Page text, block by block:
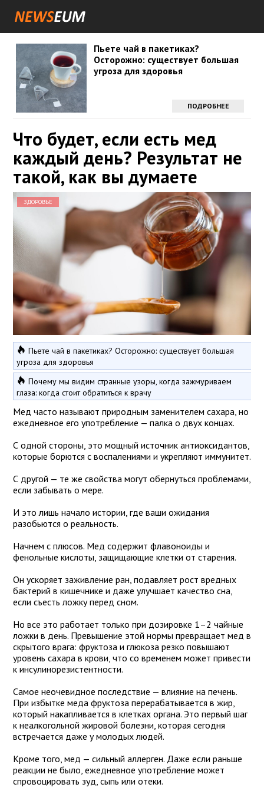
Пьете чай в пакетиках?
Осторожно: существует большая
угроза для здоровья
ПОДРОБНЕЕ
Что будет, если есть мед
каждый день? Результат не
такой, как вы думаете
ЗДОРОВЬЕ
Пьете чай в пакетиках? Осторожно: существует большая
угроза для здоровья
Почему мы видим странные узоры, когда зажмуриваем
глаза: когда стоит обратиться к врачу
Мед часто называют природным заменителем сахара, но
ежедневное его употребление — палка о двух концах.
С одной стороны, это мощный источник антиоксидантов,
которые борются с воспалениями и укрепляют иммунитет.
С другой — те же свойства могут обернуться проблемами,
если забывать о мере.
И это лишь начало истории, где ваши ожидания
разобьются о реальность.
Начнем с плюсов. Мед содержит флавоноиды и
фенольные кислоты, защищающие клетки от старения.
Он ускоряет заживление ран, подавляет рост вредных
бактерий в кишечнике и даже улучшает качество сна,
если съесть ложку перед сном.
Но все это работает только при дозировке 1–2 чайные
ложки в день. Превышение этой нормы превращает мед в
скрытого врага: фруктоза и глюкоза резко повышают
уровень сахара в крови, что со временем может привести
к инсулинорезистентности.
Самое неочевидное последствие — влияние на печень.
При избытке меда фруктоза перерабатывается в жир,
который накапливается в клетках органа. Это первый шаг
к неалкогольной жировой болезни, которая сегодня
встречается даже у молодых людей.
Кроме того, мед — сильный аллерген. Даже если раньше
реакции не было, ежедневное употребление может
спровоцировать зуд, сыпь или отеки.